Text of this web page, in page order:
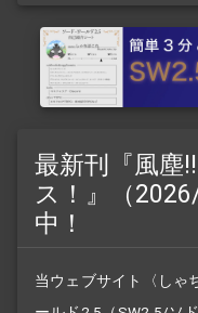
最新刊『風塵
ス！』（
中！
当ウェブサイト〈しゃ